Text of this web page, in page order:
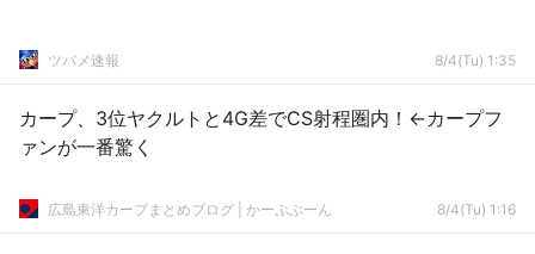
ツバメ速報 8/4(Tu) 1:35
カープ、3位ヤクルトと4G差でCS射程圏内！←カープフ
ァンが一番驚く
広島東洋カープまとめブログ | かーぷぶーん 8/4(Tu) 1:16